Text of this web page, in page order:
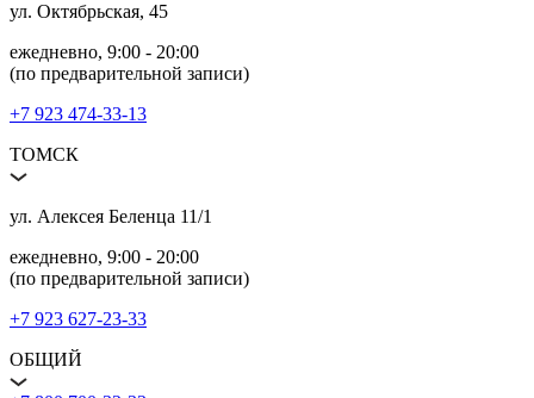
ул. Октябрьская, 45
ежедневно, 9:00 ‑ 20:00
(по предварительной записи)
+7 923 474‑33‑13
ТОМСК
ул. Алексея Беленца 11/1
ежедневно, 9:00 ‑ 20:00
(по предварительной записи)
+7 923 627‑23‑33
ОБЩИЙ